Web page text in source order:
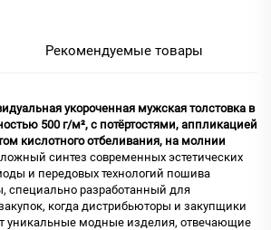
Рекомендуемые товары
укороченная мужская толстовка в
500 г/м², с потёртостями, аппликацией
кислотного отбеливания, на молнии
синтез современных эстетических
и передовых технологий пошива
специально разработанный для
когда дистрибьюторы и закупщики
уникальные модные изделия, отвечающие